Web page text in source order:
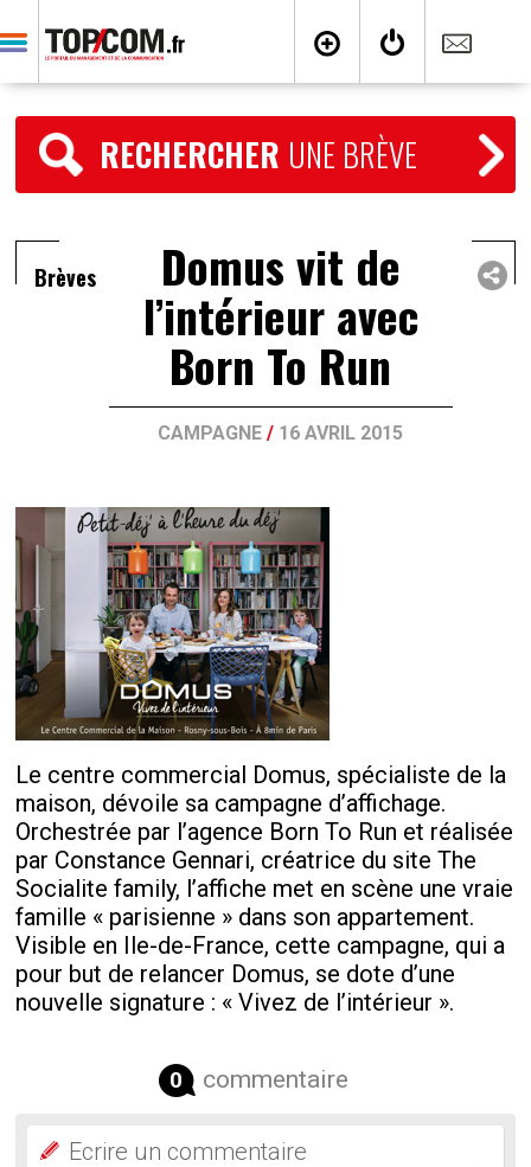
RECHERCHER UNE BRÈVE
Brèves Domus vit de
l’intérieur avec
Born To Run
CAMPAGNE / 16 AVRIL 2015
Le centre commercial Domus, spécialiste de la
maison, dévoile sa campagne d’affichage.
Orchestrée par l’agence Born To Run et réalisée
par Constance Gennari, créatrice du site The
Socialite family, l’affiche met en scène une vraie
famille « parisienne » dans son appartement.
Visible en Ile-de-France, cette campagne, qui a
pour but de relancer Domus, se dote d’une
nouvelle signature : « Vivez de l’intérieur ».
0 commentaire
Ecrire un commentaire